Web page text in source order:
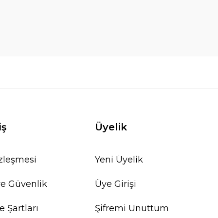
Güvenlik
Şartları
Üyelik
Yeni Üyelik
Üye Girişi
Şifremi Unuttum